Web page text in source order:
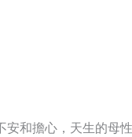
和擔心，天生的母